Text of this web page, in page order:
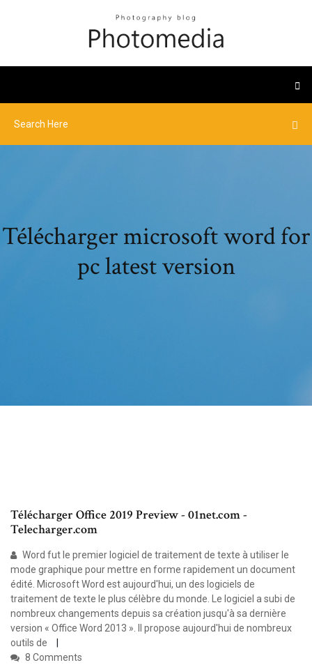
Télécharger microsoft word for
pc latest version
Télécharger Office 2019 Preview - 01net.com -
Telecharger.com
Word fut le premier logiciel de traitement de texte à utiliser le
mode graphique pour mettre en forme rapidement un document
édité. Microsoft Word est aujourd'hui, un des logiciels de
traitement de texte le plus célèbre du monde. Le logiciel a subi de
nombreux changements depuis sa création jusqu'à sa dernière
version « Office Word 2013 ». Il propose aujourd'hui de nombreux
outils de
8 Comments